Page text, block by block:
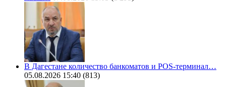
В Дагестане количество банкоматов и POS-терминал…
05.08.2026 15:40 (813)